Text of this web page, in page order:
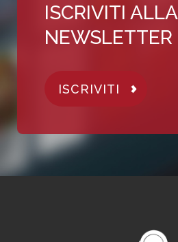
ISCRIVITI ALLA
NEWSLETTER
ISCRIVITI